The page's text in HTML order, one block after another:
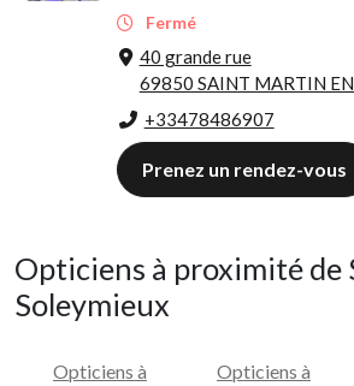
Fermé
40 grande rue
69850 SAINT MARTIN
+33478486907
Prenez un rendez-vous
Opticiens à proximité de
Soleymieux
Opticiens à
Opticiens à